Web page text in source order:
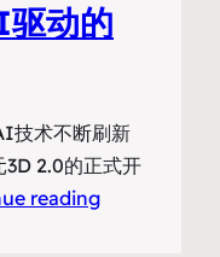
动的
技术不断刷新
3D 2.0的正式开
reading